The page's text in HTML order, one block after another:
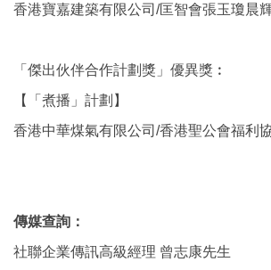
香港寶嘉建築有限公司/匡智會張玉瓊晨
「傑出伙伴合作計劃獎」優異獎︰
【「煮播」計劃】
香港中華煤氣有限公司/香港聖公會福利
傳媒查詢：
社聯企業傳訊高級經理 曾志康先生